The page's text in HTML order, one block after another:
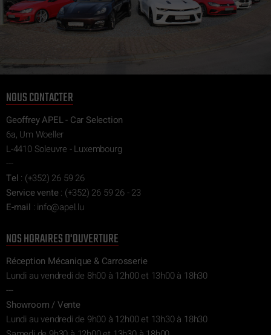
NOUS CONTACTER
Geoffrey APEL - Car Selection
6a, Um Woeller
L-4410 Soleuvre - Luxembourg
---
Tel : (+352) 26 59 26
Service vente: (+352) 26 59 26 - 23
E-mail : ul.l
epa@of
ni
NOS HORAIRES D'OUVERTURE
Réception Mécanique & Carrosserie
Lundi au vendredi de 8h00 à 12h00 et 13h00 à 18h30
---
Showroom / Vente
Lundi au vendredi de 9h00 à 12h00 et 13h30 à 18h30